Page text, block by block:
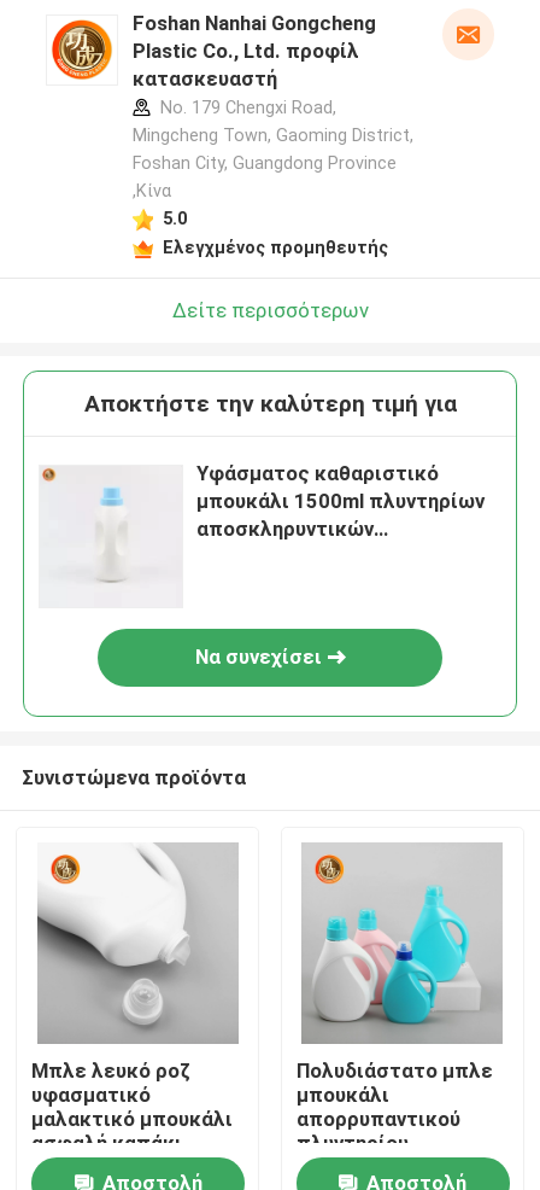
Αρχική Σελίδα
Προϊόντα
Βίντεο
Foshan Nanhai Gongcheng
Plastic Co., Ltd. προφίλ
κατασκευαστή
No. 179 Chengxi Road,
Mingcheng Town, Gaoming District,
Foshan City, Guangdong Province
,Κίνα
5.0
Ελεγχμένος προμηθευτής
Δείτε περισσότερων
Αποκτήστε την καλύτερη τιμή για
Υφάσματος καθαριστικό
μπουκάλι 1500ml πλυντηρίων
αποσκληρυντικών
Να συνεχίσει
Συνιστώμενα προϊόντα
Μπλε λευκό ροζ
υφασματικό
μαλακτικό μπουκάλι
ασφαλή καπάκι
τύπου
Αποστολή
Πολυδιάστατο μπλε
μπουκάλι
απορρυπαντικού
πλυντηρίου
επαναγεμιζόμενο
Αποστολή